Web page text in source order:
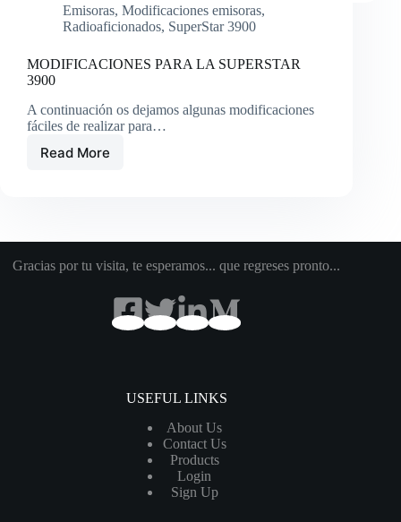
Emisoras, Modificaciones emisoras,
Radioaficionados, SuperStar 3900
MODIFICACIONES PARA LA SUPERSTAR
3900
A continuación os dejamos algunas modificaciones
fáciles de realizar para…
Read MoreMODIFICACIONES
Gracias por tu visita, te esperamos... que regreses pronto...
USEFUL LINKS
About Us
Contact Us
Products
Login
Sign Up